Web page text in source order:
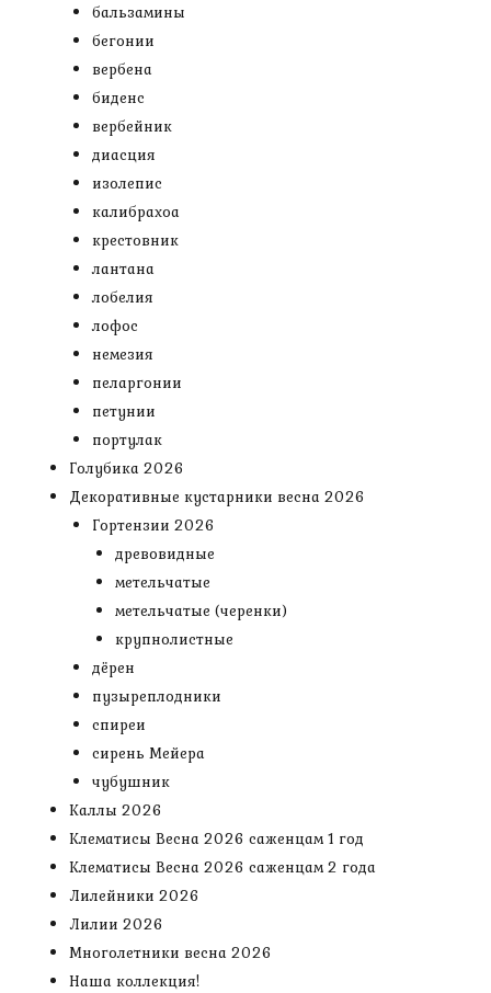
бальзамины
бегонии
вербена
биденс
вербейник
диасция
изолепис
калибрахоа
крестовник
лантана
лобелия
лофос
немезия
пеларгонии
петунии
портулак
Голубика 2026
Декоративные кустарники весна 2026
Гортензии 2026
древовидные
метельчатые
метельчатые (черенки)
крупнолистные
дёрен
пузыреплодники
спиреи
сирень Мейера
чубушник
Каллы 2026
Клематисы Весна 2026 саженцам 1 год
Клематисы Весна 2026 саженцам 2 года
Лилейники 2026
Лилии 2026
Многолетники весна 2026
Наша коллекция!